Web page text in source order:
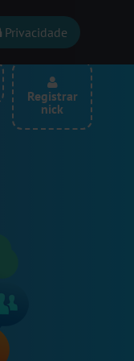
Privacidade
Registrar
nick